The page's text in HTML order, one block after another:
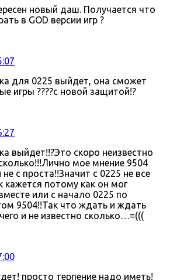
новый даш. Получается что
в GOD версии игр ?
для 0225 выйдет, она сможет
игры ????с новой защитой!?
выйдет!!?Это скоро неизвестно
мое мнение 9504
с проста!!Значит с 0225 не все
кажется потому как он мог
или с начало 0225 по
9504!!Так что ждать и ждать
и не известно сколько…=(((
просто терпение надо иметь!